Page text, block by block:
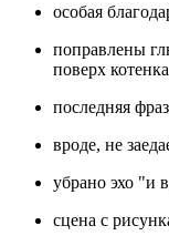
особая
поправлены
поверх
последняя
вроде, не
убрано эхо "и
сцена с